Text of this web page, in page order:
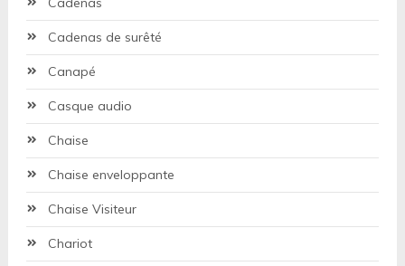
Cadenas de surêté
Canapé
Casque audio
Chaise
Chaise enveloppante
Chaise Visiteur
Chariot